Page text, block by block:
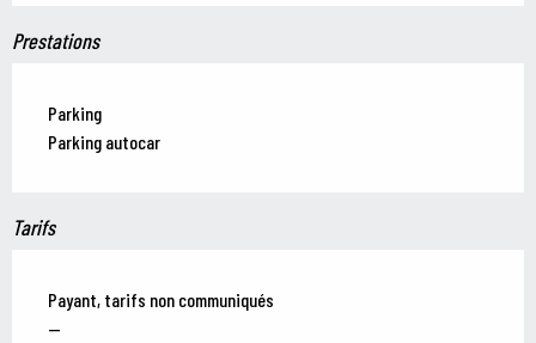
Prestations
Parking
Parking autocar
Tarifs
Payant, tarifs non communiqués
—